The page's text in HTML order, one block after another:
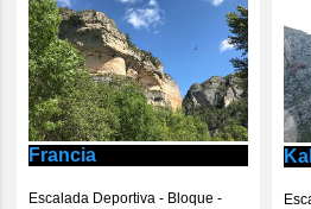
Francia
Escalada Deportiva - Bloque -